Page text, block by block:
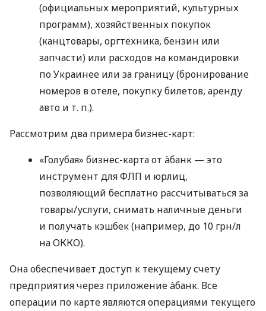
(официальных мероприятий, культурных
программ), хозяйственных покупок
(канцтовары, оргтехника, бензин или
запчасти) или расходов на командировки
по Украинее или за границу (бронирование
номеров в отеле, покупку билетов, аренду
авто и т. п.).
Рассмотрим два примера бизнес-карт:
«Голубая» бизнес-карта от àбанк — это
инструмент для ФЛП и юрлиц,
позволяющий бесплатно рассчитываться за
товары/услуги, снимать наличные деньги
и получать кэшбек (например, до 10 грн/л
на ОККО).
Она обеспечивает доступ к текущему счету
предприятия через приложение àбанк. Все
операции по карте являются операциями текущего